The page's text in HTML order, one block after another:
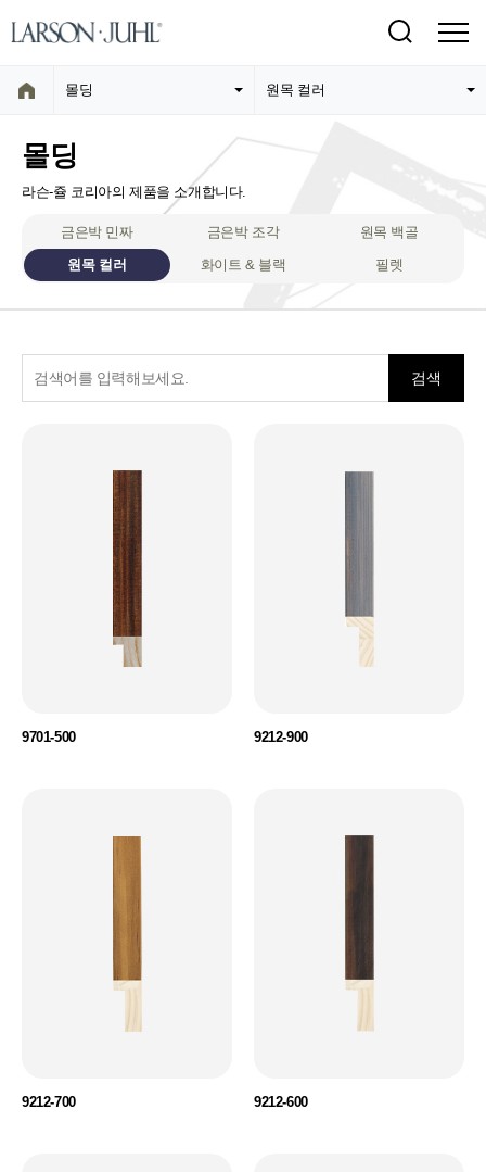
몰딩 원목 컬러
몰딩
라슨-쥴 코리아의 제품을 소개합니다.
금은박 민짜 금은박 조각
원목 백골
원목 컬러
화이트 & 블랙 필렛
검색
9701-500 9212-900
9212-700 9212-600